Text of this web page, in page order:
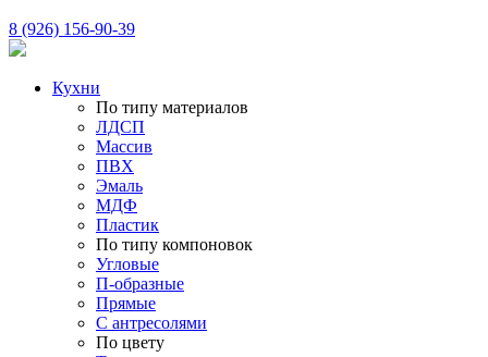
8 (926) 156-90-39
Кухни
По типу материалов
ЛДСП
Массив
ПВХ
Эмаль
МДФ
Пластик
По типу компоновок
Угловые
П-образные
Прямые
С антресолями
По цвету